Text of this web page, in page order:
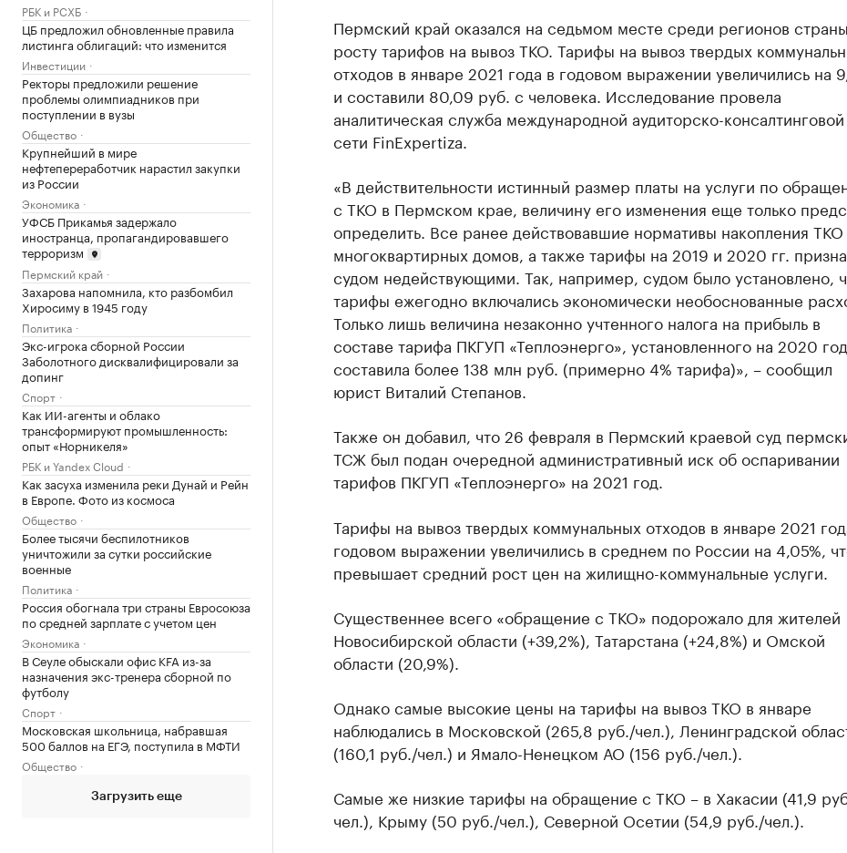
РБК и РСХБ
ЦБ предложил обновленные правила
листинга облигаций: что изменится
Инвестиции
Ректоры предложили решение
проблемы олимпиадников при
поступлении в вузы
Общество
Крупнейший в мире
нефтепереработчик нарастил закупки
из России
Экономика
УФСБ Прикамья задержало
иностранца, пропагандировавшего
терроризм
Пермский край
Захарова напомнила, кто разбомбил
Хиросиму в 1945 году
Политика
Экс-игрока сборной России
Заболотного дисквалифицировали за
допинг
Спорт
Как ИИ-агенты и облако
трансформируют промышленность:
опыт «Норникеля»
РБК и Yandex Cloud
Как засуха изменила реки Дунай и Рейн
в Европе. Фото из космоса
Общество
Более тысячи беспилотников
уничтожили за сутки российские
военные
Политика
Россия обогнала три страны Евросоюза
по средней зарплате с учетом цен
Экономика
В Сеуле обыскали офис KFA из-за
назначения экс-тренера сборной по
футболу
Спорт
Московская школьница, набравшая
500 баллов на ЕГЭ, поступила в МФТИ
Общество
Загрузить еще
Пермский край оказался на седьмом месте среди регионов
росту тарифов на вывоз ТКО. Тарифы на вывоз твердых
отходов в январе 2021 года в годовом выражении увеличились на
и составили 80,09 руб. с человека. Исследование провела
аналитическая служба международной аудиторско-консалтинговой
сети FinExpertiza.
«В действительности истинный размер платы на услуги по
с ТКО в Пермском крае, величину его изменения еще только
определить. Все ранее действовавшие нормативы накопления ТКО
многоквартирных домов, а также тарифы на 2019 и 2020 гг.
судом недействующими. Так, например, судом было установлено,
тарифы ежегодно включались экономически необоснованные
Только лишь величина незаконно учтенного налога на прибыль в
составе тарифа ПКГУП «Теплоэнерго», установленного на 2020 год,
составила более 138 млн руб. (примерно 4% тарифа)», – сообщил
юрист Виталий Степанов.
Также он добавил, что 26 февраля в Пермский краевой суд
ТСЖ был подан очередной административный иск об оспаривании
тарифов ПКГУП «Теплоэнерго» на 2021 год.
Тарифы на вывоз твердых коммунальных отходов в январе 2021
годовом выражении увеличились в среднем по России на 4,05%,
превышает средний рост цен на жилищно-коммунальные услуги.
Существеннее всего «обращение с ТКО» подорожало для жителей
Новосибирской области (+39,2%), Татарстана (+24,8%) и Омской
области (20,9%).
Однако самые высокие цены на тарифы на вывоз ТКО в январе
наблюдались в Московской (265,8 руб./чел.), Ленинградской
(160,1 руб./чел.) и Ямало-Ненецком АО (156 руб./чел.).
Самые же низкие тарифы на обращение с ТКО – в Хакасии (41,9
чел.), Крыму (50 руб./чел.), Северной Осетии (54,9 руб./чел.).